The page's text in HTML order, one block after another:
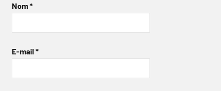
Nom*
E-mail *